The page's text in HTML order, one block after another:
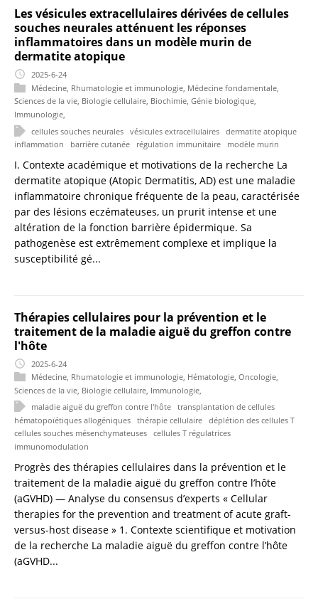
Les vésicules extracellulaires dérivées de cellules
souches neurales atténuent les réponses
inflammatoires dans un modèle murin de
dermatite atopique
2025-6-24
Médecine Rhumatologie et immunologie Médecine fondamentale
Sciences de la vie Biologie cellulaire Biochimie Génie biologique
Immunologie
cellules souches neurales vésicules extracellulaires dermatite atopique
inflammation
barrière cutanée régulation immunitaire modèle murin
I. Contexte académique et motivations de la recherche La
dermatite atopique (Atopic Dermatitis, AD) est une maladie
inflammatoire chronique fréquente de la peau, caractérisée
par des lésions eczémateuses, un prurit intense et une
altération de la fonction barrière épidermique. Sa
pathogenèse est extrêmement complexe et implique la
susceptibilité gé...
Thérapies cellulaires pour la prévention et le
traitement de la maladie aiguë du greffon contre
l'hôte
2025-6-24
Médecine Rhumatologie et immunologie Hématologie Oncologie
Sciences de la vie Biologie cellulaire Immunologie
maladie aiguë du greffon contre l'hôte transplantation de cellules
hématopoïétiques allogéniques thérapie cellulaire déplétion des cellules T
cellules souches mésenchymateuses cellules T régulatrices
immunomodulation
Progrès des thérapies cellulaires dans la prévention et le
traitement de la maladie aiguë du greffon contre l’hôte
(aGVHD) — Analyse du consensus d’experts « Cellular
therapies for the prevention and treatment of acute graft-
versus-host disease » 1. Contexte scientifique et motivation
de la recherche La maladie aiguë du greffon contre l’hôte
(aGVHD...